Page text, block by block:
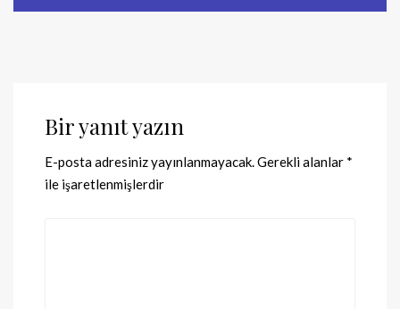
Bir yanıt yazın
E-posta adresiniz yayınlanmayacak.Gerekli alanlar *
ile işaretlenmişlerdir